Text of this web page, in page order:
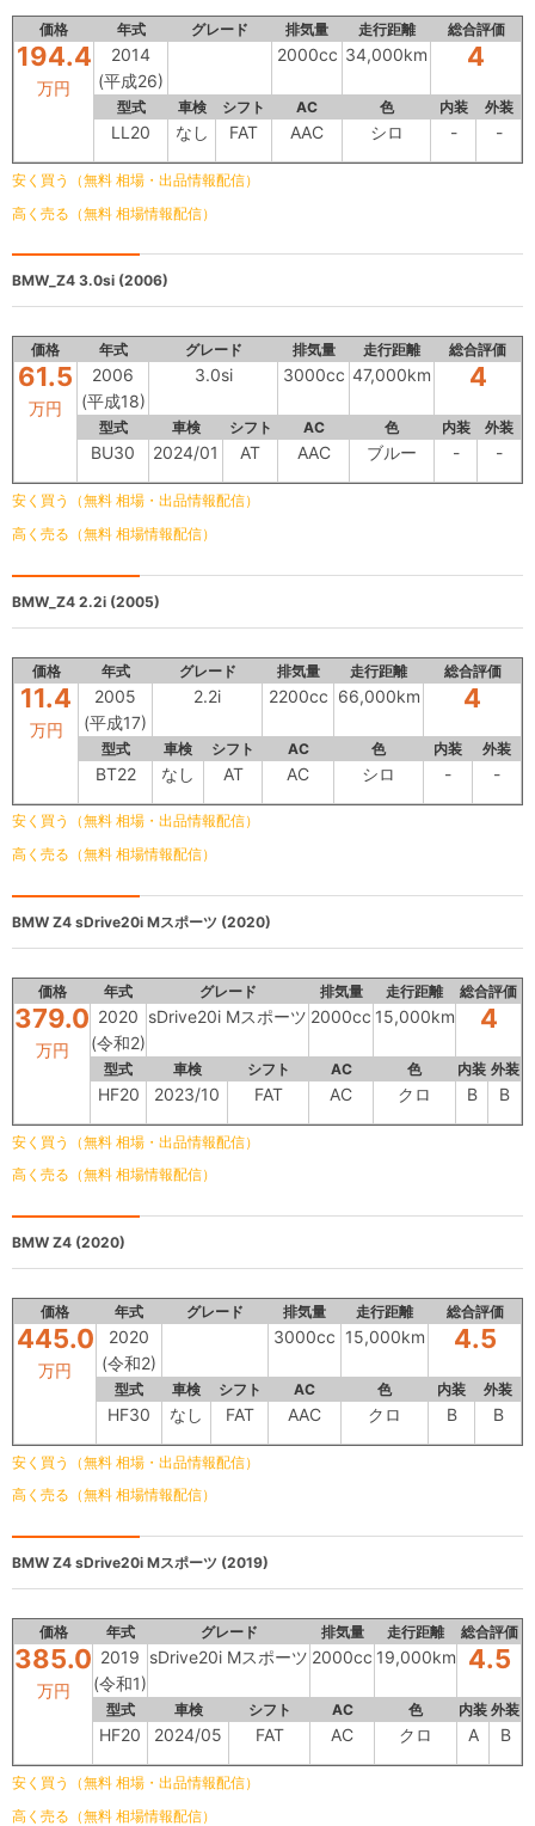
価格 年式 グレード 排気量 走行距離 総合評価
194.4
万円
2014
(平成26)
2000cc 34,000km 4
型式 車検 シフト AC 色 内装 外装
LL20 なし FAT AAC シロ - -
安く買う（無料 相場・出品情報配信）
高く売る（無料 相場情報配信）
BMW_Z4 3.0si (2006)
価格 年式 グレード 排気量 走行距離 総合評価
61.5
万円
2006
(平成18)
3.0si 3000cc 47,000km 4
型式 車検 シフト AC 色 内装 外装
BU30 2024/01 AT AAC ブルー - -
安く買う（無料 相場・出品情報配信）
高く売る（無料 相場情報配信）
BMW_Z4 2.2i (2005)
価格 年式 グレード 排気量 走行距離 総合評価
11.4
万円
2005
(平成17)
2.2i 2200cc 66,000km 4
型式 車検 シフト AC 色 内装 外装
BT22 なし AT AC シロ - -
安く買う（無料 相場・出品情報配信）
高く売る（無料 相場情報配信）
BMW Z4 sDrive20i Mスポーツ (2020)
価格 年式 グレード 排気量 走行距離 総合評価
379.0
万円
2020
(令和2)
sDrive20i Mスポーツ 2000cc 15,000km 4
型式 車検 シフト AC 色 内装 外装
HF20 2023/10 FAT AC クロ B B
安く買う（無料 相場・出品情報配信）
高く売る（無料 相場情報配信）
BMW Z4 (2020)
価格 年式 グレード 排気量 走行距離 総合評価
445.0
万円
2020
(令和2)
3000cc 15,000km 4.5
型式 車検 シフト AC 色 内装 外装
HF30 なし FAT AAC クロ B B
安く買う（無料 相場・出品情報配信）
高く売る（無料 相場情報配信）
BMW Z4 sDrive20i Mスポーツ (2019)
価格 年式 グレード 排気量 走行距離 総合評価
385.0
万円
2019
(令和1)
sDrive20i Mスポーツ 2000cc 19,000km 4.5
型式 車検 シフト AC 色 内装 外装
HF20 2024/05 FAT AC クロ A B
安く買う（無料 相場・出品情報配信）
高く売る（無料 相場情報配信）